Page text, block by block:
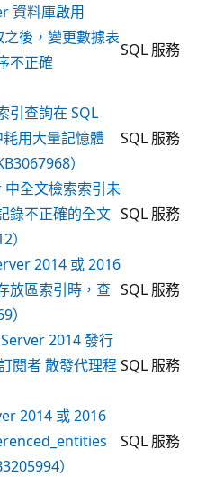
資料庫啟用
後，變更數據表
不正確
SQL 服務
引查詢在 SQL
用大量記憶體
）
SQL 服務
中全文檢索索引未
錄不正確的全文
）
SQL 服務
2014 或 2016
放區索引時，查
）
SQL 服務
2014 發行
閱者 散發代理程 SQL 服務
2014 或 2016
）
SQL 服務